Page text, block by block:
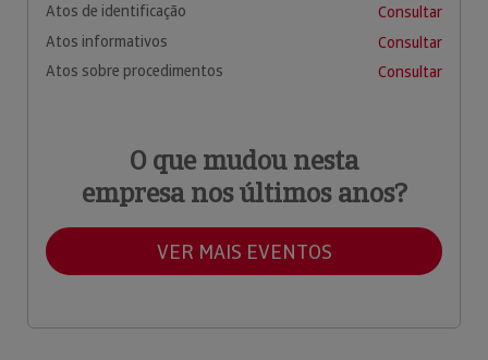
Atos de identificação
Consultar
Atos informativos
Consultar
Atos sobre procedimentos
Consultar
O que mudou nesta
empresa nos últimos anos?
VER MAIS EVENTOS